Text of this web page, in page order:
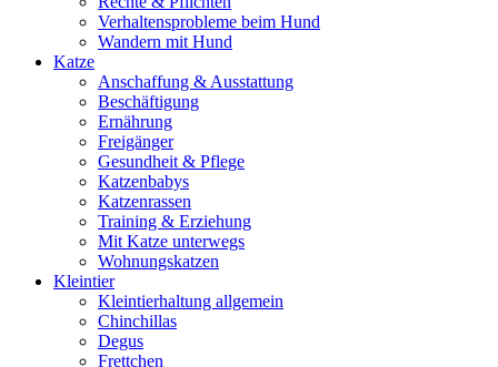
Verhaltensprobleme beim Hund
Wandern mit Hund
Katze
Anschaffung & Ausstattung
Beschäftigung
Ernährung
Freigänger
Gesundheit & Pflege
Katzenbabys
Katzenrassen
Training & Erziehung
Mit Katze unterwegs
Wohnungskatzen
Kleintier
Kleintierhaltung allgemein
Chinchillas
Degus
Frettchen